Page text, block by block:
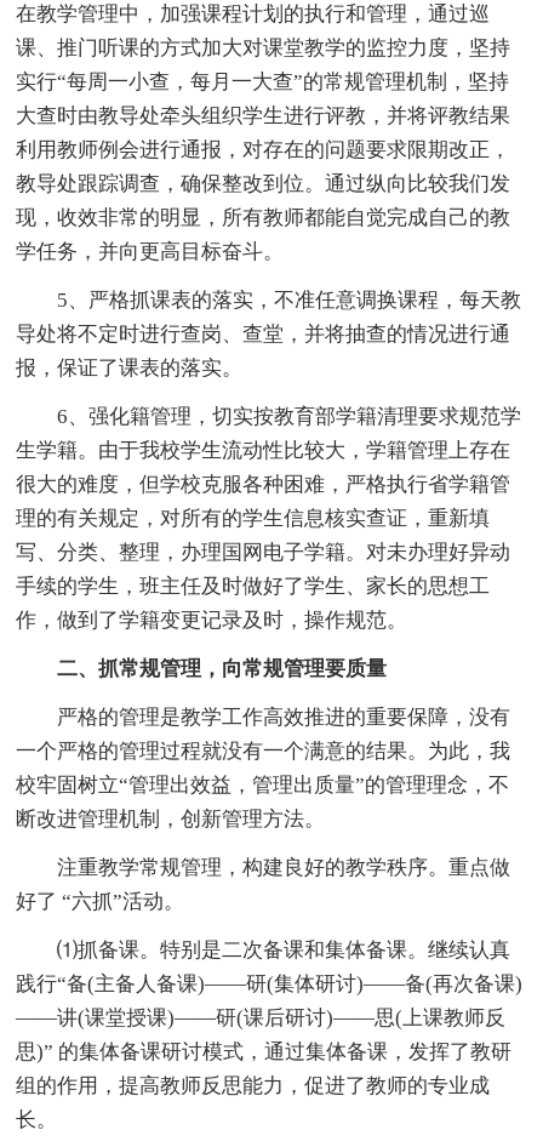
在教学管理中，加强课程计划的执行和管理，通过巡
课、推门听课的方式加大对课堂教学的监控力度，坚持
实行“每周一小查，每月一大查”的常规管理机制，坚持
大查时由教导处牵头组织学生进行评教，并将评教结果
利用教师例会进行通报，对存在的问题要求限期改正，
教导处跟踪调查，确保整改到位。通过纵向比较我们发
现，收效非常的明显，所有教师都能自觉完成自己的教
学任务，并向更高目标奋斗。
5、严格抓课表的落实，不准任意调换课程，每天教
导处将不定时进行查岗、查堂，并将抽查的情况进行通
报，保证了课表的落实。
6、强化籍管理，切实按教育部学籍清理要求规范学
生学籍。由于我校学生流动性比较大，学籍管理上存在
很大的难度，但学校克服各种困难，严格执行省学籍管
理的有关规定，对所有的学生信息核实查证，重新填
写、分类、整理，办理国网电子学籍。对未办理好异动
手续的学生，班主任及时做好了学生、家长的思想工
作，做到了学籍变更记录及时，操作规范。
二、抓常规管理，向常规管理要质量
严格的管理是教学工作高效推进的重要保障，没有
一个严格的管理过程就没有一个满意的结果。为此，我
校牢固树立“管理出效益，管理出质量”的管理理念，不
断改进管理机制，创新管理方法。
注重教学常规管理，构建良好的教学秩序。重点做
好了 “六抓”活动。
⑴抓备课。特别是二次备课和集体备课。继续认真
践行“备(主备人备课)——研(集体研讨)——备(再次备课)
——讲(课堂授课)——研(课后研讨)——思(上课教师反
思)” 的集体备课研讨模式，通过集体备课，发挥了教研
组的作用，提高教师反思能力，促进了教师的专业成
长。